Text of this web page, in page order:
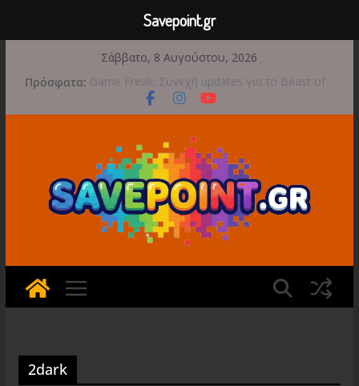
περιεχόμενο
Σάββατο, 8 Αυγούστου, 2026
Πρόσφατα: Game Freak: Συνεχή updates για το Beast of
Reincarnation μετά την ανάμεικτη υποδοχή
Μια φωτογραφική περιπέτεια συνεχίζεται στο
Διασχίστε τους ουρανούς με το Wild Blue
Skies αυτό το φθινόπωρο
Διακοπές και παιχνίδι για όλη την οικογένεια!
Έρχεται 1η Σεπτεμβρίου το Crimson Moon
2dark
Savepoint.gr